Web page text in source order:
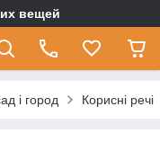
вещей
і город Корисні речі